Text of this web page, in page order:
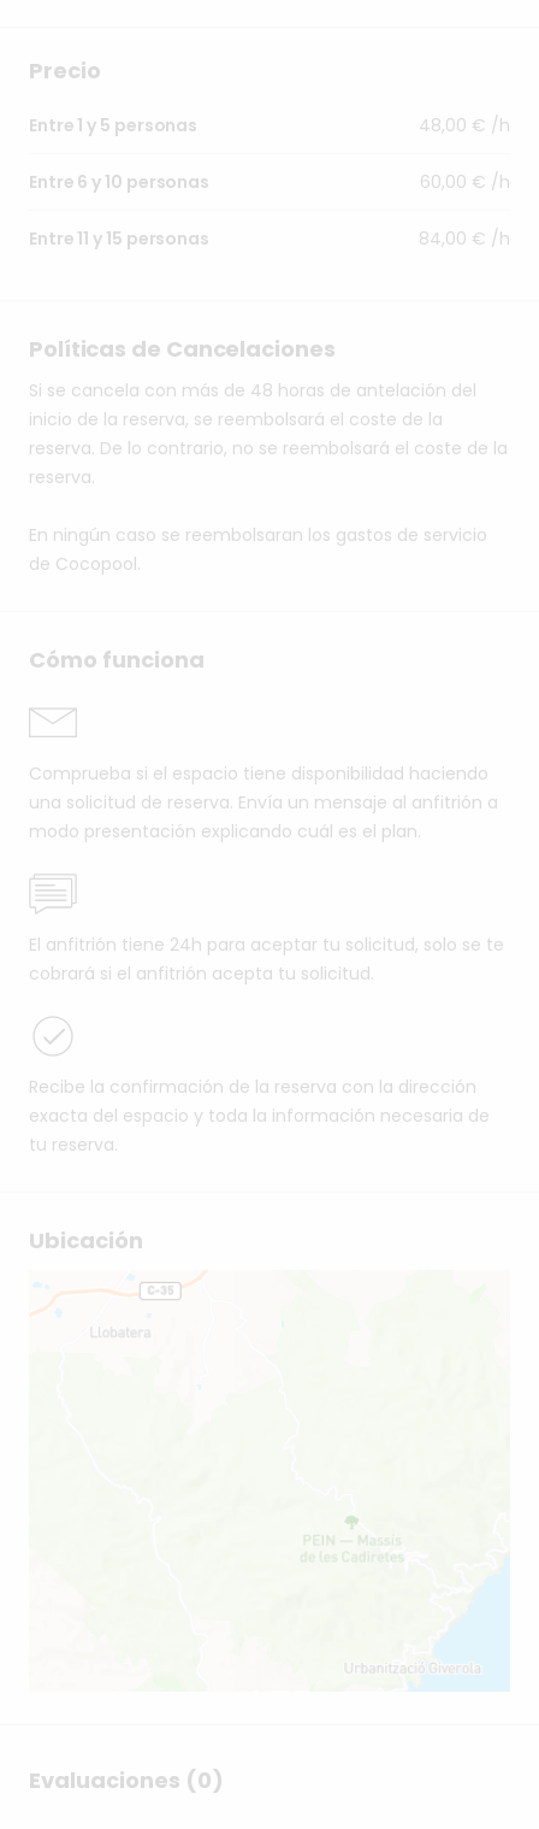
Precio
Entre 1 y 5 personas 48,00 € /h
Entre 6 y 10 personas 60,00 € /h
Entre 11 y 15 personas 84,00 € /h
Políticas de Cancelaciones
Si se cancela con más de 48 horas de antelación del
inicio de la reserva, se reembolsará el coste de la
reserva. De lo contrario, no se reembolsará el coste de la
reserva.
En ningún caso se reembolsaran los gastos de servicio
de Cocopool.
Cómo funciona
Comprueba si el espacio tiene disponibilidad haciendo
una solicitud de reserva. Envía un mensaje al anfitrión a
modo presentación explicando cuál es el plan.
El anfitrión tiene 24h para aceptar tu solicitud, solo se te
cobrará si el anfitrión acepta tu solicitud.
Recibe la confirmación de la reserva con la dirección
exacta del espacio y toda la información necesaria de
tu reserva.
Ubicación
Evaluaciones (0)